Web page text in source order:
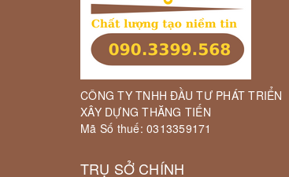
CÔNG TY TNHH ĐẦU TƯ PHÁT TRIỂN
XÂY DỰNG THĂNG TIẾN
Mã Số thuế: 0313359171
TRỤ SỞ CHÍNH